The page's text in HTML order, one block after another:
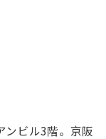
ンビル3階。京阪